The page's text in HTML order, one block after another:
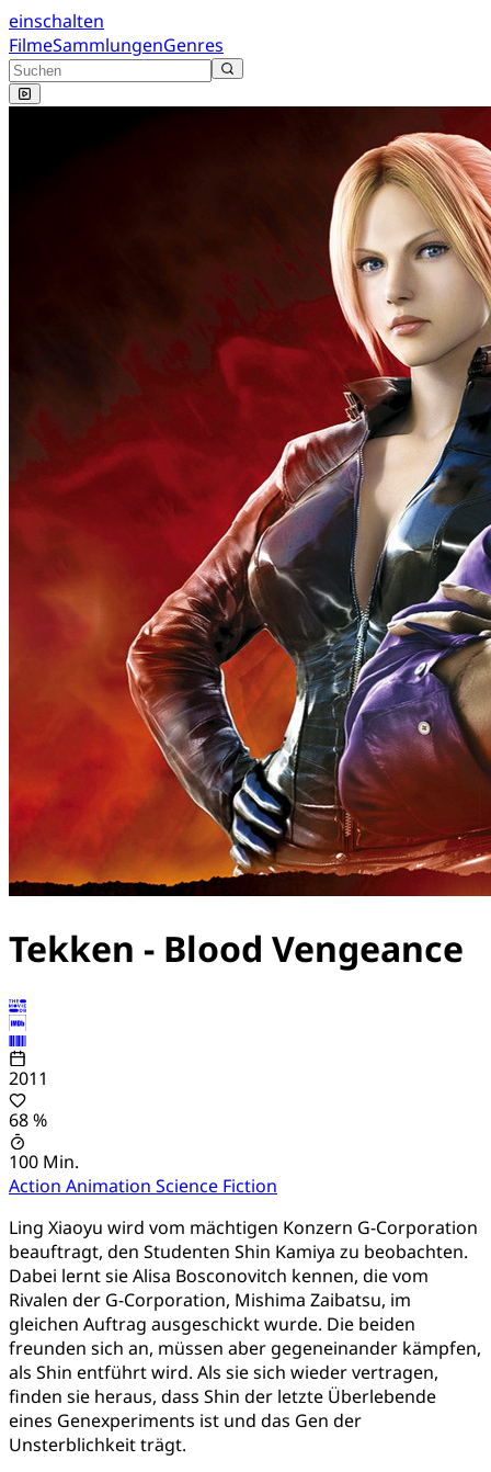
einschalten
FilmeSammlungenGenres
Tekken - Blood Vengeance
2011
68 %
100 Min.
Action Animation Science Fiction
Ling Xiaoyu wird vom mächtigen Konzern G-Corporation
beauftragt, den Studenten Shin Kamiya zu beobachten.
Dabei lernt sie Alisa Bosconovitch kennen, die vom
Rivalen der G-Corporation, Mishima Zaibatsu, im
gleichen Auftrag ausgeschickt wurde. Die beiden
freunden sich an, müssen aber gegeneinander kämpfen,
als Shin entführt wird. Als sie sich wieder vertragen,
finden sie heraus, dass Shin der letzte Überlebende
eines Genexperiments ist und das Gen der
Unsterblichkeit trägt.